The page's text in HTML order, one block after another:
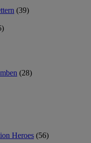
(39)
(28)
Heroes (56)